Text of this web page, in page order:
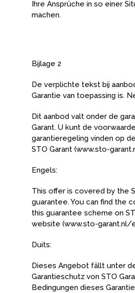
Ihre Ansprüche in so einer
machen.
Bijlage 2
De verplichte tekst bij
Garantie van toepassing is.
Dit aanbod valt onder de
Garant. U kunt de
garantieregeling vinden op
STO Garant (www.sto-
Engels:
This offer is covered by the
guarantee. You can find the
this guarantee scheme on
website (www.sto-garant.nl/
Duits:
Dieses Angebot fällt unter
Garantieschutz von STO
Bedingungen dieses